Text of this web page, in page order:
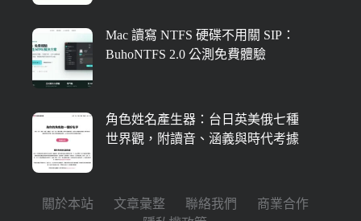
Mac 讀寫 NTFS 硬碟不用關 SIP：
BuhoNTFS 2.0 公測免費體驗
角色姓名產生器：台日英美俄七種
世界觀，附讀音、涵義與時代考據
關於本站 文章彙整 聯絡我們
商業合作